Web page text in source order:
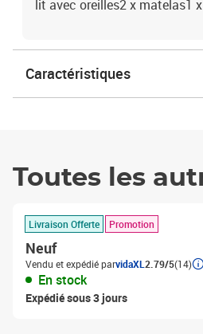
lit avec oreilles2 x matelas1
Caractéristiques
Toutes les
Livraison Offerte Promotion
Neuf
Vendu et expédié parvidaXL 2.79/5(14)
En stock
Expédié sous 3 jours